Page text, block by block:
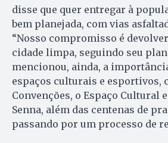
disse que quer entregar à
bem planejada, com vias
“Nosso compromisso é
cidade limpa, seguindo seu
mencionou, ainda, a
espaços culturais e esportivos,
Convenções, o Espaço Cultural
Senna, além das centenas de
passando por um processo de